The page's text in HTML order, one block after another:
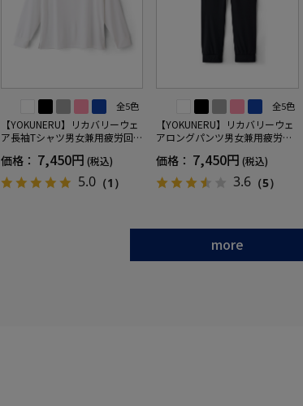
全5色
【YOKUNERU】リカバリーウェ
ア長袖Tシャツ男女兼用疲労回復
(R)【一般医療機器】SS～LLサイ
ズ
価格： 7,450円 (税込)
5.0（1）
全5色
【YOKUNERU】リカバリーウェ
アロングパンツ男女兼用疲労回
IX(R)【一般医療機器】SS～LLサ
イズ
価格： 7,450円 (税込)
3.6 （5）
more